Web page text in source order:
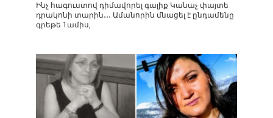
Ինչ հագուստով դիմավորել գալիք Կանաչ փայտե
դրակոնի տարին․․․ Ամանորին մնացել է ընդամենը
գրեթե 1ամիս,